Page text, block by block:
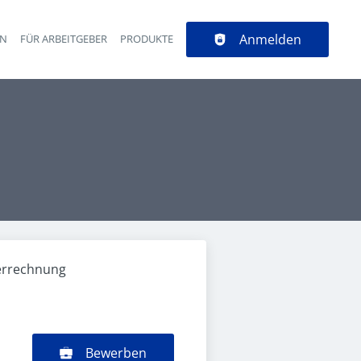
FÜR ARBEITGEBER PRODUKTE Anmelden
Bewerben